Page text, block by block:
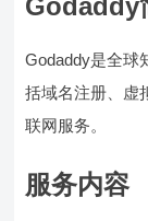
Godaddy
Godaddy是全球
括域名注册、虚
联网服务。
服务内容